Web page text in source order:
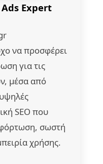
Ads Expert
να προσφέρει
για τις
μέσα από
SEO που
σωστή
χρήσης.